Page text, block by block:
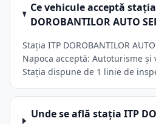
Ce vehicule acceptă
DOROBANTILOR AUTO
Stația ITP DOROBANTILOR
Napoca acceptă: Autoturisme și
Stația dispune de 1 linie de
Unde se află stația ITP